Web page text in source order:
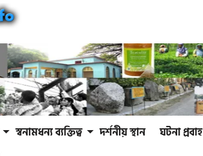
স্বনামধন্য ব্যক্তিত্ব দর্শনীয় স্থান ঘটনা প্রবাহ